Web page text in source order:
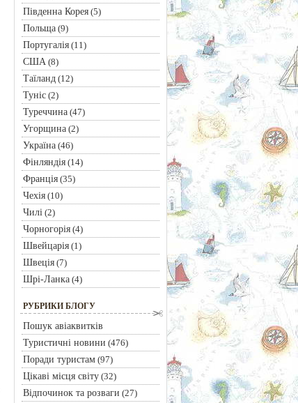
Південна Корея(5)
Польща(9)
Португалія(11)
США(8)
Таїланд(12)
Туніс(2)
Туреччина(47)
Угорщина(2)
Україна(46)
Фінляндія(14)
Франція(35)
Чехія(10)
Чилі(2)
Чорногорія(4)
Швейцарія(1)
Швеція(7)
Шрі-Ланка(4)
РУБРИКИ БЛОГУ
Пошук авіаквитків
Туристичні новини (476)
Поради туристам(97)
Цікаві місця світу(32)
Відпочинок та розваги (27)